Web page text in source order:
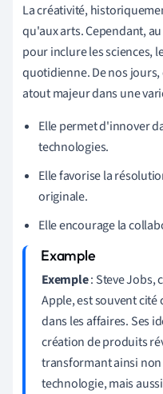
La créativité,
qu'aux arts. Cependant,
pour inclure les sciences,
quotidienne. De nos
atout majeur dans une
Elle permet d'innover
technologies.
Elle favorise la
originale.
Elle encourage la
Exemple: Steve Jobs,
Apple, est souvent
dans les affaires. Ses
création de produits
transformant ainsi
technologie, mais